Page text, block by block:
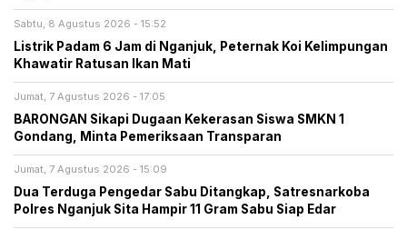
Sabtu, 8 Agustus 2026 - 15:52
Listrik Padam 6 Jam di Nganjuk, Peternak Koi Kelimpungan
Khawatir Ratusan Ikan Mati
Jumat, 7 Agustus 2026 - 17:05
BARONGAN Sikapi Dugaan Kekerasan Siswa SMKN 1
Gondang, Minta Pemeriksaan Transparan
Jumat, 7 Agustus 2026 - 15:09
Dua Terduga Pengedar Sabu Ditangkap, Satresnarkoba
Polres Nganjuk Sita Hampir 11 Gram Sabu Siap Edar